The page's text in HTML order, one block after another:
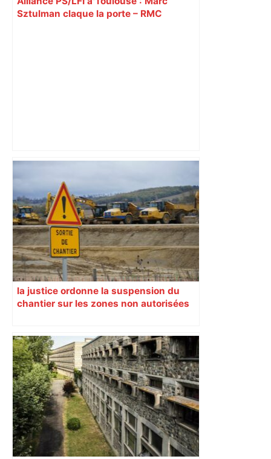
Sztulman claque la porte – RMC
voiture ? La vérité sur les avions qui
reculent – ici.fr
la justice ordonne la suspension du
chantier sur les zones non autorisées